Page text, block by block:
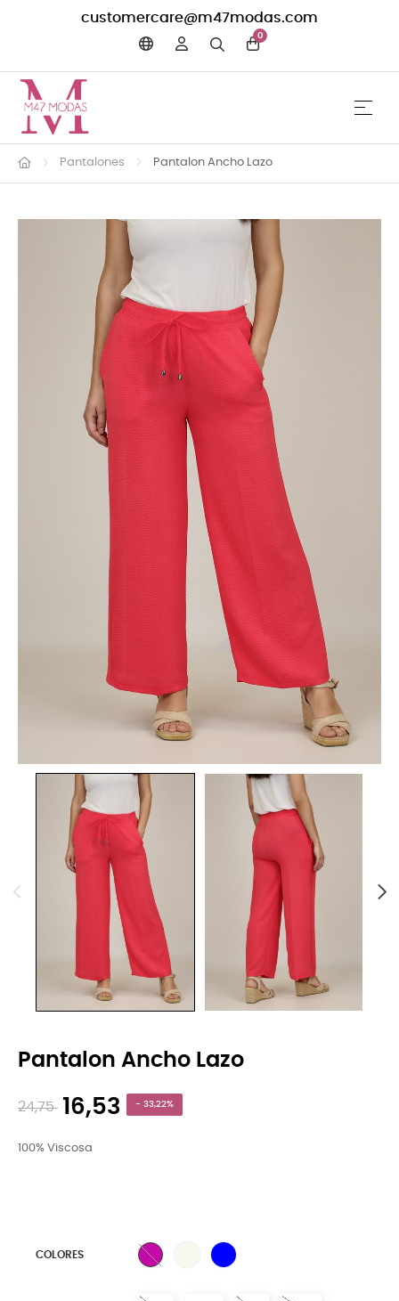
customercare@m47modas.com
0
☰
Pantalones Pantalon Ancho Lazo
Pantalon Ancho Lazo
24,75 16,53 - 33,22%
100% Viscosa
COLORES 15 FUCSIA0 NATURAL
11 ROYAL